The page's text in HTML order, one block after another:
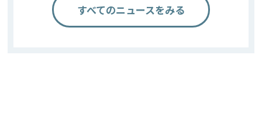
すべてのニュースをみる